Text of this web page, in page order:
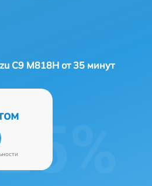
C9 M818H от 35 минут